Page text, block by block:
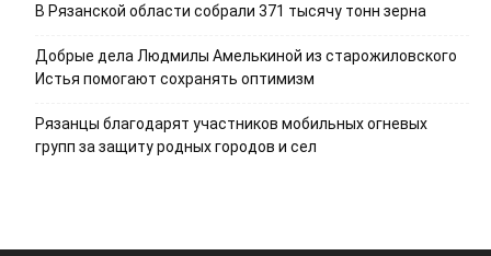
В Рязанской области собрали 371 тысячу тонн зерна
Добрые дела Людмилы Амелькиной из старожиловского
Истья помогают сохранять оптимизм
Рязанцы благодарят участников мобильных огневых
групп за защиту родных городов и сел